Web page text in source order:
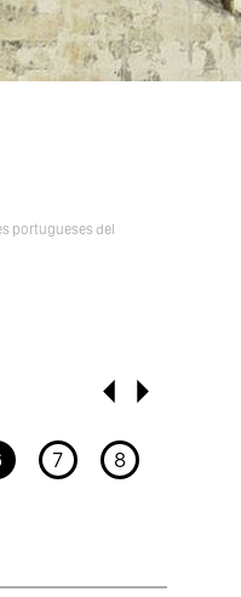
portugueses del
7
8